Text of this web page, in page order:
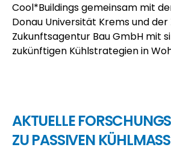
Cool*Buildings gemeinsam mit
Donau Universität Krems und der
Zukunftsagentur Bau GmbH mit
zukünftigen Kühlstrategien in
AKTUELLE
ZU PASSIVEN